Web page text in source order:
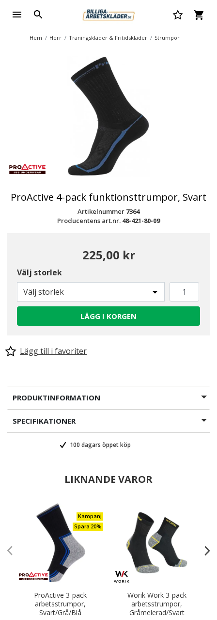
Hem Herr Träningskläder & Fritidskläder Strumpor
ProActive 4-pack funktionsttrumpor, Svart
Artikelnummer 7364
Producentens art.nr. 48-421-80-09
225,00 kr
Välj storlek
Välj storlek
LÄGG I KORGEN
Lägg till i favoriter
PRODUKTINFORMATION
SPECIFIKATIONER
100 dagars öppet köp
LIKNANDE VAROR
Kampanj
Spara 20%
ProActive 3-pack
arbetsstrumpor,
Svart/Grå/Blå
Worik Work 3-pack
arbetsstrumpor,
Gråmelerad/Svart